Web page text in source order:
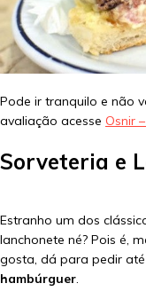
Pode ir tranquilo e não
avaliação acesse Osnir
Sorveteria e
Estranho um dos
lanchonete né? Pois é,
gosta, dá para pedir
hambúrguer.